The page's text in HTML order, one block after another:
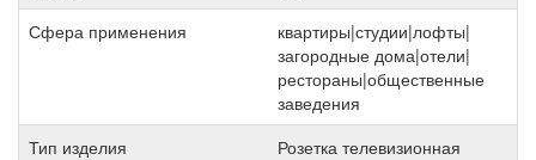
Сфера применения
квартиры|студии|лофты|
загородные дома|отели|
рестораны|общественные
заведения
Тип изделия
Розетка телевизионная